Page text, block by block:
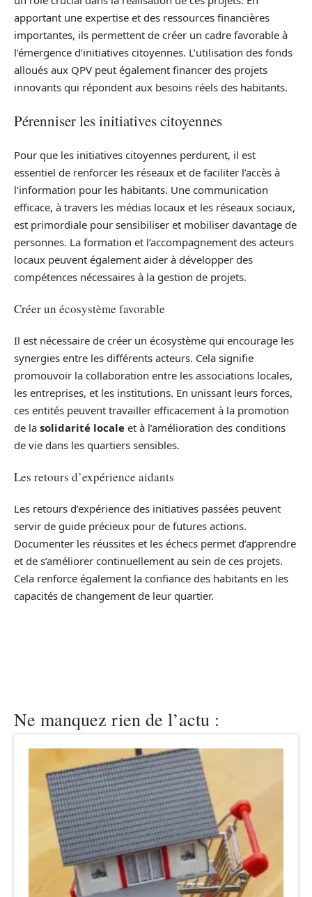
apportant une expertise et des ressources financières
importantes, ils permettent de créer un cadre favorable à
l’émergence d’initiatives citoyennes. L’utilisation des fonds
alloués aux QPV peut également financer des projets
innovants qui répondent aux besoins réels des habitants.
Pérenniser les initiatives citoyennes
Pour que les initiatives citoyennes perdurent, il est
essentiel de renforcer les réseaux et de faciliter l’accès à
l’information pour les habitants. Une communication
efficace, à travers les médias locaux et les réseaux sociaux,
est primordiale pour sensibiliser et mobiliser davantage de
personnes. La formation et l’accompagnement des acteurs
locaux peuvent également aider à développer des
compétences nécessaires à la gestion de projets.
Créer un écosystème favorable
Il est nécessaire de créer un écosystème qui encourage les
synergies entre les différents acteurs. Cela signifie
promouvoir la collaboration entre les associations locales,
les entreprises, et les institutions. En unissant leurs forces,
ces entités peuvent travailler efficacement à la promotion
de la solidarité locale et à l’amélioration des conditions
de vie dans les quartiers sensibles.
Les retours d’expérience aidants
Les retours d’expérience des initiatives passées peuvent
servir de guide précieux pour de futures actions.
Documenter les réussites et les échecs permet d’apprendre
et de s’améliorer continuellement au sein de ces projets.
Cela renforce également la confiance des habitants en les
capacités de changement de leur quartier.
Ne manquez rien de l’actu :